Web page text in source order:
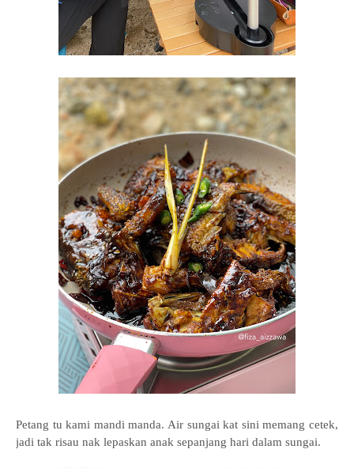
Petang tu kami mandi manda. Air sungai kat sini memang cetek,
jadi tak risau nak lepaskan anak sepanjang hari dalam sungai.